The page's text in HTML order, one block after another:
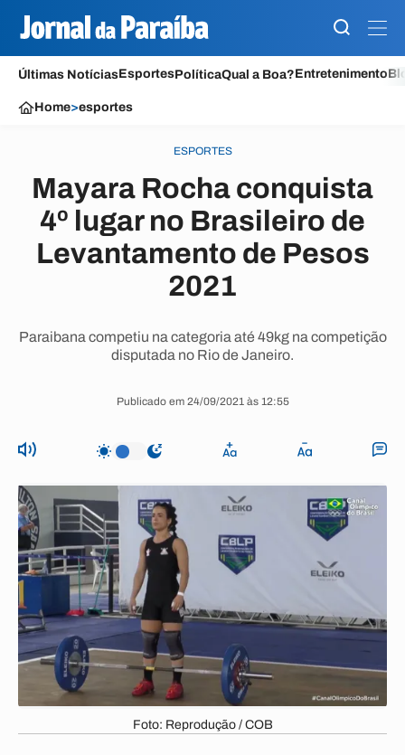
Últimas NotíciasEsportesPolíticaQual a Boa?Entretenimento
Home>esportes
ESPORTES
Mayara Rocha conquista
4º lugar no Brasileiro de
Levantamento de Pesos
2021
Paraibana competiu na categoria até 49kg na competição
disputada no Rio de Janeiro.
Publicado em 24/09/2021 às 12:55
Foto: Reprodução / COB